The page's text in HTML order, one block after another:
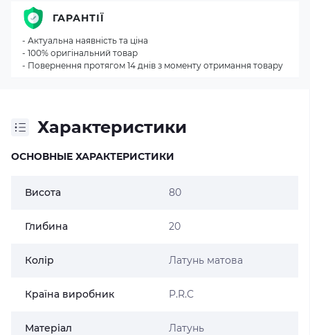
Характеристики
ОСНОВНЫЕ ХАРАКТЕРИСТИКИ
Висота 80
Глибина 20
Колір Латунь матова
Країна виробник P.R.C
Матеріал Латунь
ГАРАНТІЇ
- Актуальна наявність та ціна
- 100% оригінальний товар
- Повернення протягом 14 днів з моменту отримання товару